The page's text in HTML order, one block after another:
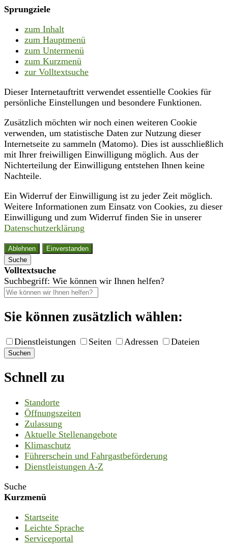
Sprungziele
zum Inhalt
zum Hauptmenü
zum Untermenü
zum Kurzmenü
zur Volltextsuche
Dieser Internetauftritt verwendet essentielle Cookies für
persönliche Einstellungen und besondere Funktionen.
Zusätzlich möchten wir noch einen weiteren Cookie
verwenden, um statistische Daten zur Nutzung dieser
Internetseite zu sammeln (Matomo). Dies ist ausschließlich
mit Ihrer freiwilligen Einwilligung möglich. Aus der
Nichterteilung der Einwilligung entstehen Ihnen keine
Nachteile.
Ein Widerruf der Einwilligung ist zu jeder Zeit möglich.
Weitere Informationen zum Einsatz von Cookies, zu dieser
Einwilligung und zum Widerruf finden Sie in unserer
Datenschutzerklärung
Ablehnen
Einverstanden
Suche
Volltextsuche
Suchbegriff: Wie können wir Ihnen helfen?
Sie können zusätzlich wählen:
Dienstleistungen Seiten Adressen Dateien
Suchen
Schnell zu
Standorte
Öffnungszeiten
Zulassung
Aktuelle Stellenangebote
Klimaschutz
Führerschein und Fahrgastbeförderung
Dienstleistungen A-Z
Suche
Kurzmenü
Startseite
Leichte Sprache
Serviceportal